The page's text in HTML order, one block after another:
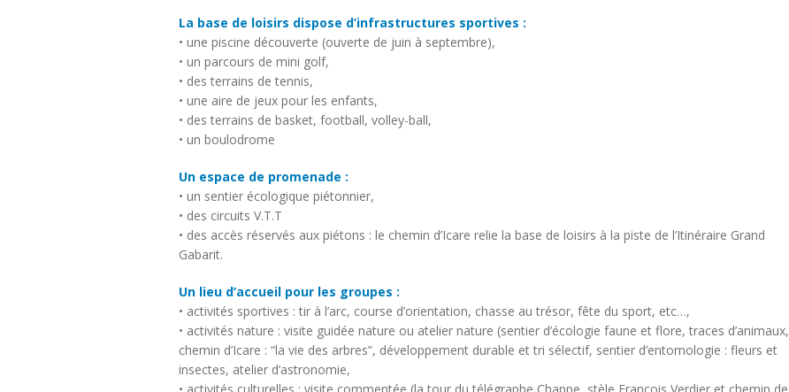
La base de loisirs dispose d’infrastructures sportives :
• une piscine découverte (ouverte de juin à septembre),
• un parcours de mini golf,
• des terrains de tennis,
• une aire de jeux pour les enfants,
• des terrains de basket, football, volley-ball,
• un boulodrome
Un espace de promenade :
• un sentier écologique piétonnier,
• des circuits V.T.T
• des accès réservés aux piétons : le chemin d’Icare relie la base de loisirs à la piste de l’Itinéraire Grand
Gabarit.
Un lieu d’accueil pour les groupes :
• activités sportives : tir à l’arc, course d’orientation, chasse au trésor, fête du sport, etc…,
• activités nature : visite guidée nature ou atelier nature (sentier d’écologie faune et flore, traces d’animaux,
chemin d’Icare : “la vie des arbres”, développement durable et tri sélectif, sentier d’entomologie : fleurs et
insectes, atelier d’astronomie,